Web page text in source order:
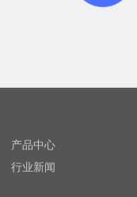
产品中心
行业新闻